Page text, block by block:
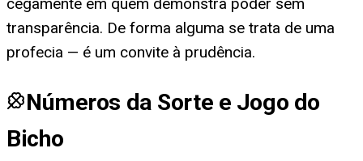
cegamente em quem demonstra poder sem
transparência. De forma alguma se trata de uma
profecia — é um convite à prudência.
Números da Sorte e Jogo do
Bicho